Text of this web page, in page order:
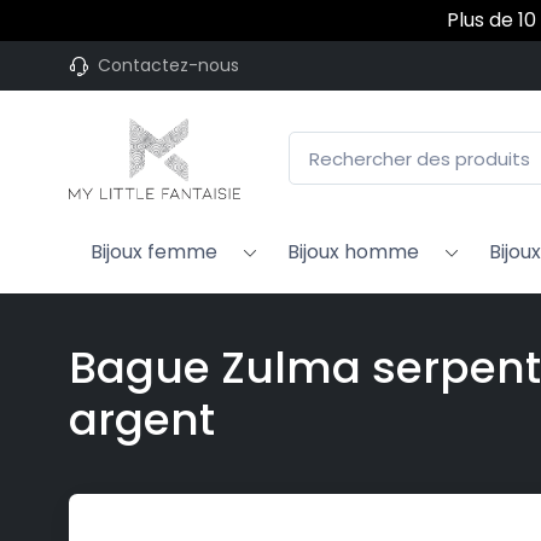
Plus de
Contactez-nous
Bijoux femme Bijoux homme
Bague Zulma
argent